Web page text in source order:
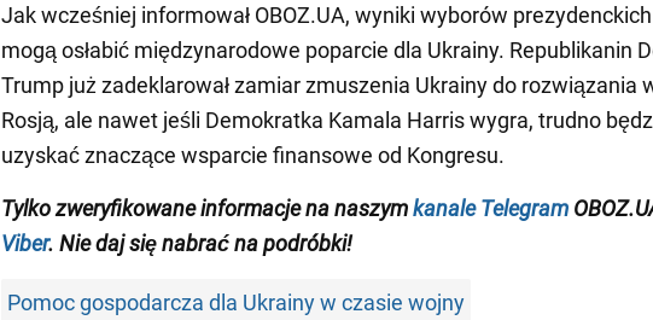
Jak wcześniej informował OBOZ.UA, wyniki wyborów
mogą osłabić międzynarodowe poparcie dla Ukrainy. Republikanin
Trump już zadeklarował zamiar zmuszenia Ukrainy do rozwiązania
Rosją, ale nawet jeśli Demokratka Kamala Harris wygra, trudno
uzyskać znaczące wsparcie finansowe od Kongresu.
Tylko zweryfikowane informacje na naszymkanale Telegram
Viber. Nie daj się nabrać na podróbki!
Pomoc gospodarcza dla Ukrainy w czasie wojny